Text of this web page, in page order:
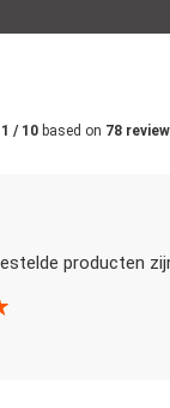
/ 10 based on 78
producten